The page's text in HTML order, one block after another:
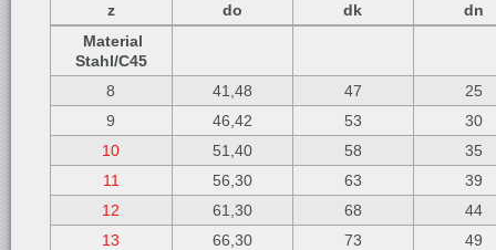
z
do dk
dn
Material
Stahl/C45
8
41,48 47
25
9
46,42 53
30
10
51,40 58
35
11
56,30 63
39
12
61,30 68
44
13
66,30 73
49